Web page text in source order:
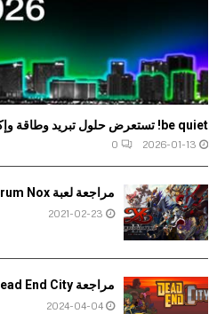
be quiet! تستعرض حلول تبريد وطاقة وإكسسوارات مبتكرة من الفئة العليا
2026-01-13
0
مراجعة لعبة Ys IX: Monstrum Nox
2021-02-23
مراجعة Dead End City
2024-04-04